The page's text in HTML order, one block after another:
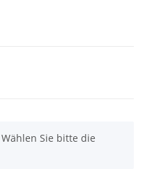
Sie bitte die